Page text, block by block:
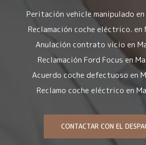
Peritación vehicle manipulado
Reclamación coche eléctrico. en
Anulación contrato vicio en
Reclamación Ford Focus en
Acuerdo coche defectuoso en
Reclamo coche eléctrico en
CONTACTAR CON EL